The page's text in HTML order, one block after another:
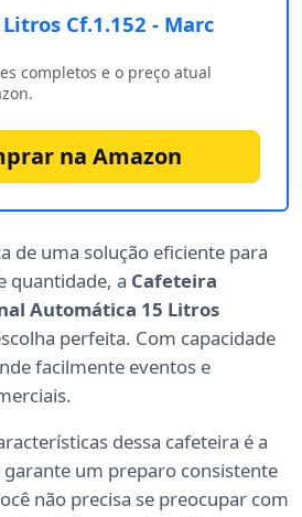
Cf.1.152 - Marc
completos e o preço atual
na Amazon
de uma solução eficiente para
quantidade, a Cafeteira
Automática 15 Litros
perfeita. Com capacidade
facilmente eventos e
dessa cafeteira é a
garante um preparo consistente
não precisa se preocupar com